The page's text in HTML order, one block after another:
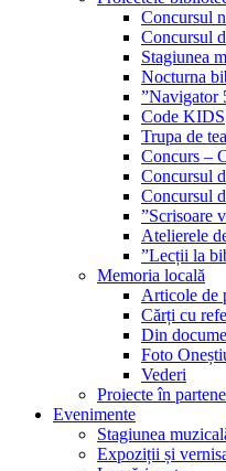
Concursul
Concursul
Stagiunea
Nocturna
”Navigator
Code KIDS
Trupa de
Concurs –
Concursul
Concursul
”Scrisoare
Atelierele
”Lecții la
Memoria locală
Articole de
Cărți cu
Din
Foto
Vederi
Proiecte în
Evenimente
Stagiunea
Expoziții și